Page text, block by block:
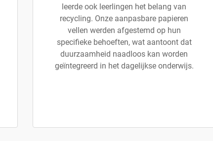
leerde ook leerlingen het belang van
recycling. Onze aanpasbare papieren
vellen werden afgestemd op hun
specifieke behoeften, wat aantoont dat
duurzaamheid naadloos kan worden
geïntegreerd in het dagelijkse onderwijs.